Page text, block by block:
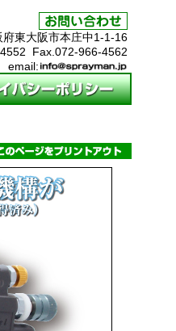
府東大阪市本庄中1-1-16
Fax.072-966-4562
email: